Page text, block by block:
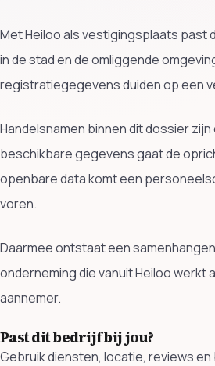
Met Heiloo als vestigingsplaats past
in de stad en de omliggende
registratiegegevens duiden op een
Handelsnamen binnen dit dossier
beschikbare gegevens gaat de
openbare data komt een
voren.
Daarmee ontstaat een
onderneming die vanuit Heiloo werkt
aannemer.
Past dit bedrijf bij jou?
Gebruik diensten, locatie, reviews